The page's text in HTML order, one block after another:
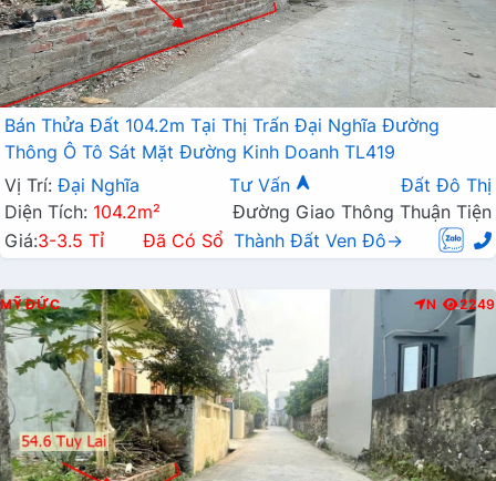
Bán Thửa Đất 104.2m Tại Thị Trấn Đại Nghĩa Đường
Thông Ô Tô Sát Mặt Đường Kinh Doanh TL419
Vị Trí: Đại Nghĩa Tư Vấn
Đất Đô Thị
Diện Tích: 104.2m²
Đường Giao Thông Thuận Tiện
Giá:3-3.5 Tỉ Đã Có Sổ Thành Đất Ven Đô→
MỸ ĐỨC N 2249